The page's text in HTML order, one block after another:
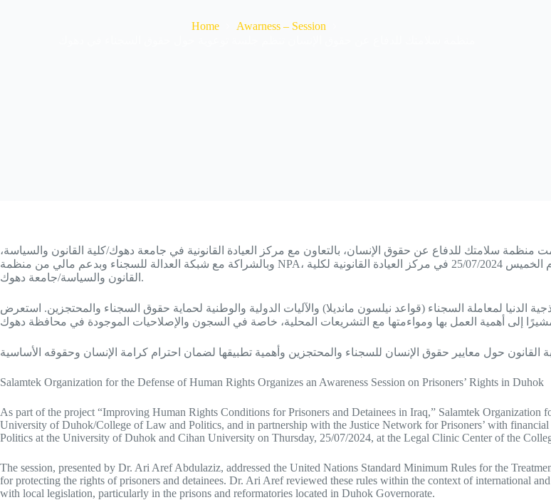
Home
Awarness – Session
سلامتك للدفاع عن حقوق الإنسان، بالتعاون مع مركز العيادة القانونية في جامعة دهوك/كلية القانون والسياسة،
وبالشراكة مع شبكة العدالة للسجناء وبدعم مالي من منظمة NPA، جلسة (سمينار) لطلبة كلية القانون والسياسة في جامعة دهوك وجامعة جيهان، وذلك يوم الخميس 25/07/2024 في مركز العيادة القانونية لكلية
القانون والسياسة/جامعة دهوك.
الدنيا لمعاملة السجناء (قواعد نيلسون مانديلا) والآليات الدولية والوطنية لحماية حقوق السجناء والمحتجزين. استعرض
Salamtek Organization for the Defense of Human Rights Organizes an Awareness Session on Prisoners’ Rights in Duhok
As part of the project “Improving Human Rights Conditions for Prisoners and Detainees in Iraq,” Salamtek
University of Duhok/College of Law and Politics, and in partnership with the Justice Network for Prisoners’ with
Politics at the University of Duhok and Cihan University on Thursday, 25/07/2024, at the Legal Clinic Center of the
The session, presented by Dr. Ari Aref Abdulaziz, addressed the United Nations Standard Minimum Rules for the
for protecting the rights of prisoners and detainees. Dr. Ari Aref reviewed these rules within the context of international
with local legislation, particularly in the prisons and reformatories located in Duhok Governorate.